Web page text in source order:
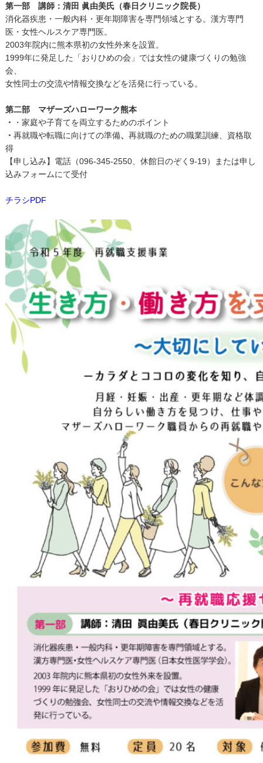
第一部 講師：清田 眞由美氏（春日クリニック院長）
消化器疾患・一般内科・更年期障害を専門領域とする。漢方専門
医・女性ヘルスケア専門医。
2003年院内に熊本県初の女性外来を設置。
1999年に発足した「おりひめの会」では女性の健康づくりの勉強
会、
女性同士の交流や情報交換などを活発に行っている。
第二部 マザーズハローワーク熊本
・
・家庭や子育てを両立するためのポイント
・ 再就職や転職に向けての準備、 再就職のための職業訓練、資格取
得
【申し込み】電話（096-345-2550、休館日のぞく9-19）または申し
込みフォームにて受付
チラシPDF